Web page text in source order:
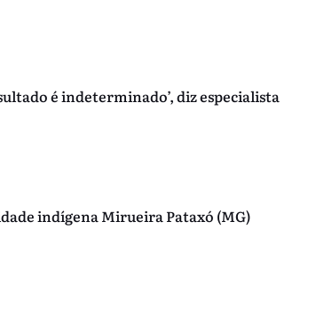
é indeterminado’, diz especialista
indígena Mirueira Pataxó (MG)